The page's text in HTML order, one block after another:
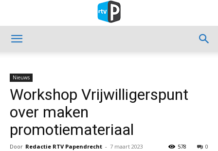
Nieuws
Workshop Vrijwilligerspunt
over maken
promotiemateriaal
Door Redactie RTV Papendrecht - 7 maart 2023 0
578